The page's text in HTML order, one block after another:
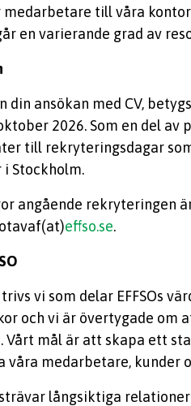
medarbetare till våra
en varierande grad av
din ansökan med CV,
2026. Som en del
till rekryteringsdagar
Stockholm.
angående rekryteringen
effso.se.
trivs vi som delar EFFSOs
och vi är övertygade
Vårt mål är att skapa ett
våra medarbetare, kunder
långsiktiga